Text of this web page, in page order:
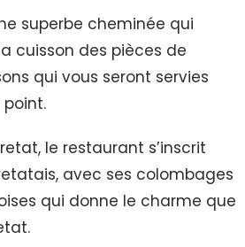
superbe cheminée qui
cuisson des pièces de
qui vous seront servies
le restaurant s’inscrit
avec ses colombages
qui donne le charme que